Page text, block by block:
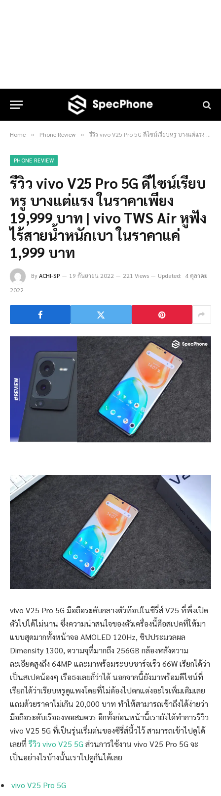
Home » Phone Review » รีวิว vivo V25 Pro 5G ดีไซน์เรียบหรู บางแต่แรง ในราคาเพียง 19,999 บาท | vivo TWS Air หูฟังไร้สายน้ำหนักเบา ในราคาแค่ 1,999 บาท
PHONE REVIEW
รีวิว vivo V25 Pro 5G ดีไซน์เรียบ
หรู บางแต่แรง ในราคาเพียง
19,999 บาท | vivo TWS Air หูฟัง
ไร้สายน้ำหนักเบา ในราคาแค่
1,999 บาท
ByACHI-SP 19 กันยายน 2022 221 Views Updated: 4 ตุลาคม
2022
vivo V25 Pro 5G มือถือระดับกลางตัวท๊อปในซีรี่ส์ V25 ที่พึ่งเปิด
ตัวไปได้ไม่นาน ซึ่งความน่าสนใจของตัวเครื่องนี้คือสเปคที่ให้มา
แบบสุดมากทั้งหน้าจอ AMOLED 120Hz, ชิปประมวลผล
Dimensity 1300, ความจุที่มากถึง 256GB กล้องหลังความ
ละเอียดสูงถึง 64MP และมาพร้อมระบบชาร์จเร็ว 66W เรียกได้ว่า
เป็นสเปคน้องๆ เรือธงเลยก็ว่าได้ นอกจากนี้ยังมาพร้อมดีไซน์ที่
เรียกได้ว่าเรียบหรูดูแพงโดยที่ไม่ต้องไปตกแต่งอะไรเพิ่มเติมเลย
แถมด้วยราคาไม่เกิน 20,000 บาท ทำให้สามารถเข้าถึงได้ง่ายว่า
มือถือระดับเรือธงพอสมควร อีกทั้งก่อนหน้านี้เรายังได้ทำการรีวิว
vivo V25 5G ที่เป็นรุ่นเริ่มต่นของซีรี่ส์นี้วไว้ สามารถเข้าไปดูได้
เลยที่รีวิว vivo V25 5G ส่วนการใช้งาน vivo V25 Pro 5G จะ
เป็นอย่างไรบ้างนั้นเราไปดูกันได้เลย
vivo V25 Pro 5G